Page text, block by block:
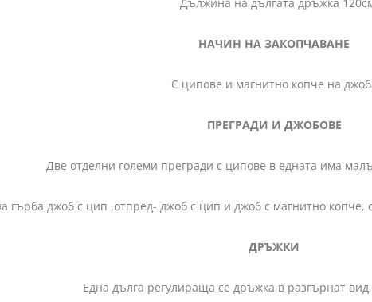
НАЧИН НА ЗАКОПЧАВАНЕ
С ципове и магнитно копче на
ПРЕГРАДИ И ДЖОБОВЕ
с ципове в едната има малък джоб с
гърба джоб с цип ,отпред- джоб с цип и джоб с магнитно копче,
ДРЪЖКИ
Една дълга регулираща се дръжка в разгърнат